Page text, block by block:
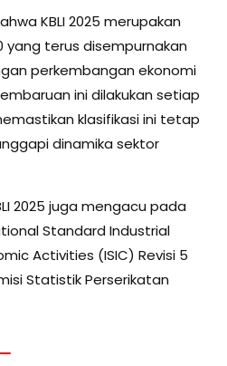
KBLI 2025 merupakan
yang terus disempurnakan
perkembangan ekonomi
ini dilakukan setiap
klasifikasi ini tetap
dinamika sektor
2025 juga mengacu pada
Standard Industrial
Activities (ISIC) Revisi 5
Statistik Perserikatan